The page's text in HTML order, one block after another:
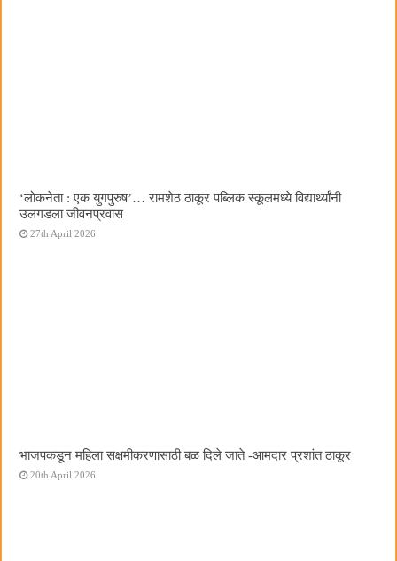
‌‘लोकनेता : एक युगपुरुष‌’… रामशेठ ठाकूर पब्लिक स्कूलमध्ये विद्यार्थ्यांनी
उलगडला जीवनप्रवास
27th April 2026
भाजपकडून महिला सक्षमीकरणासाठी बळ दिले जाते -आमदार प्रशांत ठाकूर
20th April 2026